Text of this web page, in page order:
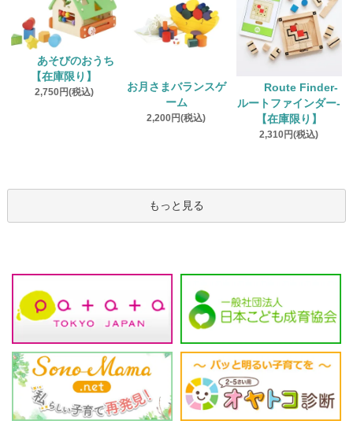
あそびのおうち
【在庫限り】
2,750円(税込)
お月さまバランスゲ
ーム
2,200円(税込)
Route Finder‐
ルートファインダー‐
【在庫限り】
2,310円(税込)
もっと見る